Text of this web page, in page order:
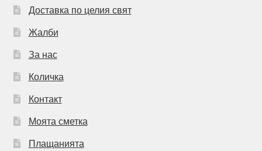
Доставка по целия свят
Жалби
За нас
Количка
Контакт
Моята сметка
Плащанията